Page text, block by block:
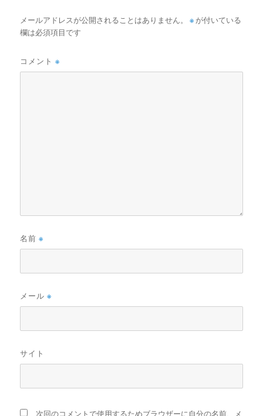
メールアドレスが公開されることはありません。 ※ が付いている
欄は必須項目です
コメント※
名前※
メール※
サイト
次回のコメントで使用するためブラウザーに自分の名前、メ